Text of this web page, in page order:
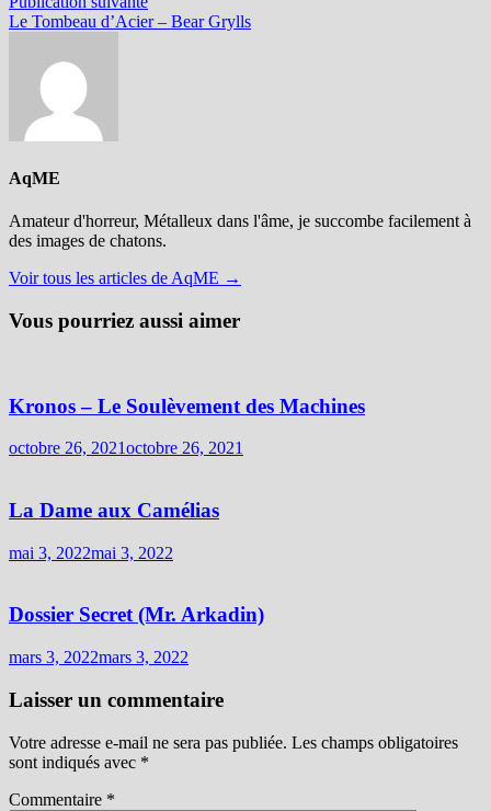
l’article
suivante :
Le Tombeau d’Acier – Bear Grylls
AqME
Amateur d'horreur, Métalleux dans l'âme, je succombe facilement à
des images de chatons.
Voir tous les articles de AqME →
Vous pourriez aussi aimer
Kronos – Le Soulèvement des Machines
octobre 26, 2021octobre 26, 2021
La Dame aux Camélias
mai 3, 2022mai 3, 2022
Dossier Secret (Mr. Arkadin)
mars 3, 2022mars 3, 2022
Laisser un commentaire
Votre adresse e-mail ne sera pas publiée. Les champs obligatoires
sont indiqués avec *
Commentaire *